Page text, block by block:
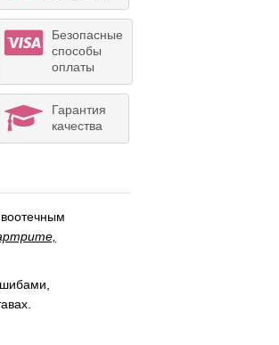
Безопасные
способы
оплаты
Гарантия
качества